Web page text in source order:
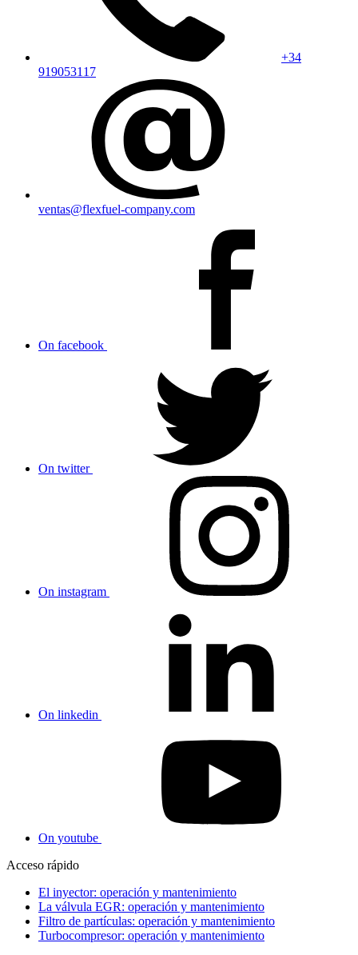
+34
919053117
ventas@flexfuel-company.com
On facebook
On twitter
On instagram
On linkedin
On youtube
Acceso rápido
El inyector: operación y mantenimiento
La válvula EGR: operación y mantenimiento
Filtro de partículas: operación y mantenimiento
Turbocompresor: operación y mantenimiento